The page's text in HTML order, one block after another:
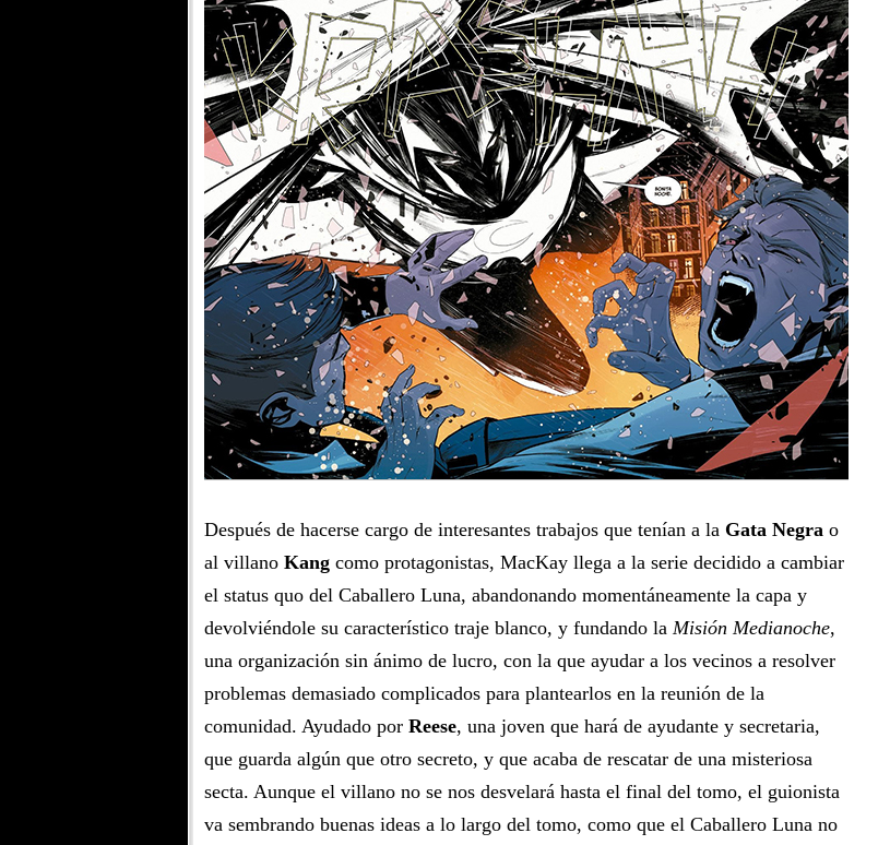
Después de hacerse cargo de interesantes trabajos que tenían a la Gata Negra o
al villano Kang como protagonistas, MacKay llega a la serie decidido a cambiar
el status quo del Caballero Luna, abandonando momentáneamente la capa y
devolviéndole su característico traje blanco, y fundando la Misión Medianoche,
una organización sin ánimo de lucro, con la que ayudar a los vecinos a resolver
problemas demasiado complicados para plantearlos en la reunión de la
comunidad. Ayudado por Reese, una joven que hará de ayudante y secretaria,
que guarda algún que otro secreto, y que acaba de rescatar de una misteriosa
secta. Aunque el villano no se nos desvelará hasta el final del tomo, el guionista
va sembrando buenas ideas a lo largo del tomo, como que el Caballero Luna no